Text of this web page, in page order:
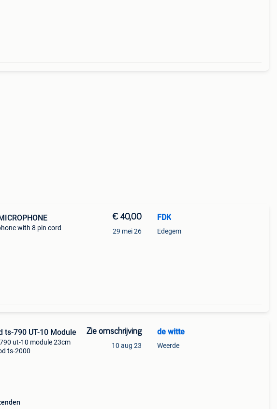
with 8 pin cord
€ 40,00
29 mei 26
FDK
Edegem
ts-790 UT-10 Module
ut-10 module 23cm
ts-2000
Zie omschrijving
10 aug 23
de witte
Weerde